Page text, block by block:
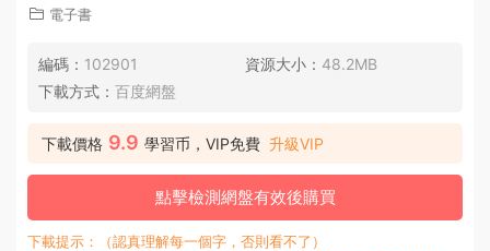
電子書
編碼： 102901 資源大小： 48.2MB
下載方式： 百度網盤
下載價格 9.9 學習币，VIP免費 升級VIP
點擊檢測網盤有效後購買
下載提示：（認真理解每一個字，否則看不了）